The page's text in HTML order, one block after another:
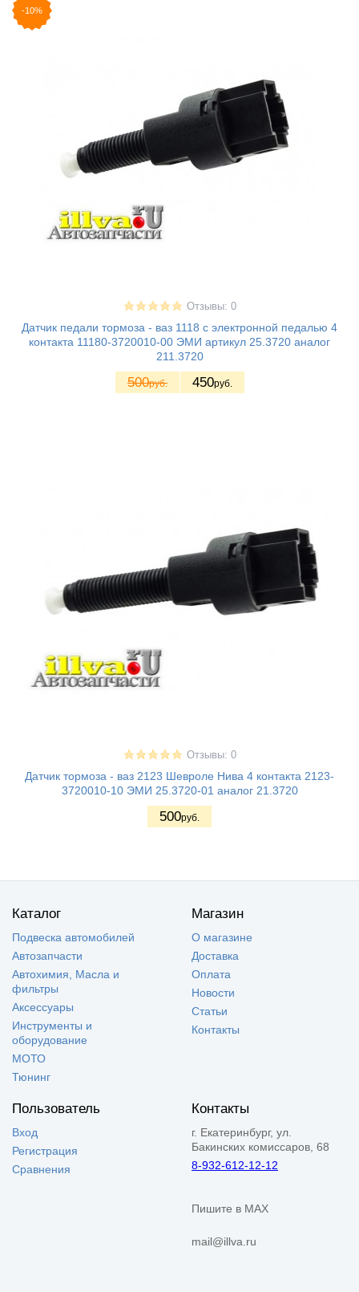
-10%
Отзывы: 0
Датчик педали тормоза - ваз 1118 с электронной педалью 4
контакта 11180-3720010-00 ЭМИ артикул 25.3720 аналог
211.3720
500руб. 450руб.
Отзывы: 0
Датчик тормоза - ваз 2123 Шевроле Нива 4 контакта 2123-
3720010-10 ЭМИ 25.3720-01 аналог 21.3720
500руб.
Каталог
Подвеска автомобилей
Автозапчасти
Автохимия, Масла и
фильтры
Аксессуары
Инструменты и
оборудование
МОТО
Тюнинг
Магазин
О магазине
Доставка
Оплата
Новости
Статьи
Контакты
Пользователь
Вход
Регистрация
Сравнения
Контакты
г. Екатеринбург, ул.
Бакинских комиссаров, 68
8-932-612-12-12
Пишите в MAX
mail@illva.ru